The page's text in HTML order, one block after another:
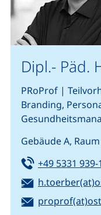
Dipl.- Päd.
PRoProf |
Branding,
Gebäude A,
Tel:
+49 5331
E-Mail:
E-Mail: